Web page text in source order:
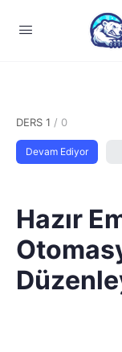
DERS 1 / 0
Devam Ediyor
Hazır